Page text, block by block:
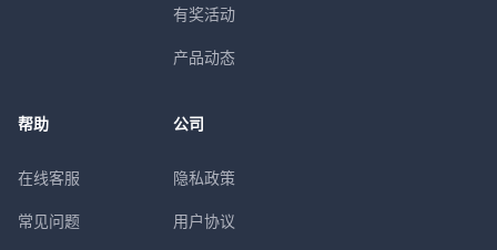
有奖活动
产品动态
帮助
在线客服
常见问题
公司
隐私政策
用户协议